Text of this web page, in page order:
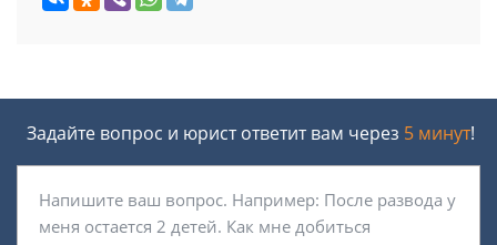
Задайте вопрос и юрист ответит вам через 5 минут!